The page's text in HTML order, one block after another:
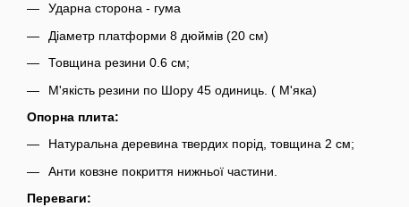
Ударна сторона - гума
Діаметр платформи 8 дюймів (20 см)
Товщина резини 0.6 см;
М'якість резини по Шору 45 одиниць. ( М'яка)
Опорна плита:
Натуральна деревина твердих порід, товщина 2 см;
Анти ковзне покриття нижньої частини.
Переваги: